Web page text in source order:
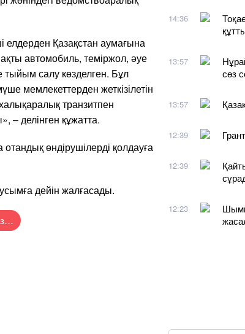
елдерден Қазақстан аумағына
автомобиль, теміржол, әуе
тыйым салу көзделген. Бұл
мемлекеттерден жеткізілетін
транзитпен
– делінген құжатта.
өндірушілерді қолдауға
дейін жалғасады.
14:36
13:57
сөз
13:57
12:39
12:39
12:23